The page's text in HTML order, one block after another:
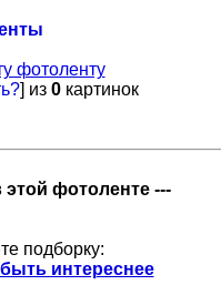
фотоленту
] из 0 картинок
фотоленте ---
подборку:
интереснее